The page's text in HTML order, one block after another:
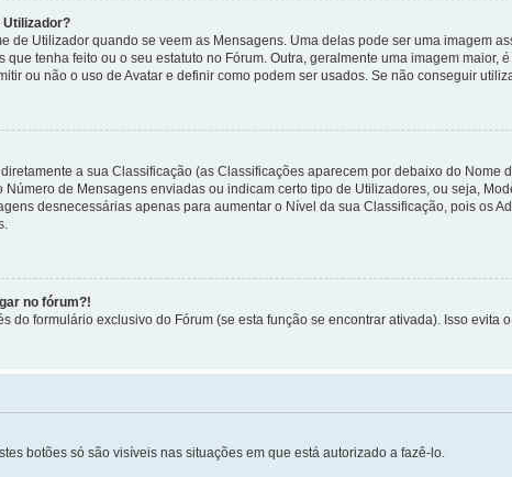
Utilizador?
de Utilizador quando se veem as Mensagens. Uma delas pode ser uma imagem
tenha feito ou o seu estatuto no Fórum. Outra, geralmente uma imagem maior,
ou não o uso de Avatar e definir como podem ser usados. Se não conseguir
a sua Classificação (as Classificações aparecem por debaixo do Nome
de Mensagens enviadas ou indicam certo tipo de Utilizadores, ou seja,
desnecessárias apenas para aumentar o Nível da sua Classificação, pois os
no fórum?!
do formulário exclusivo do Fórum (se esta função se encontrar ativada). Isso evita
botões só são visíveis nas situações em que está autorizado a fazê-lo.